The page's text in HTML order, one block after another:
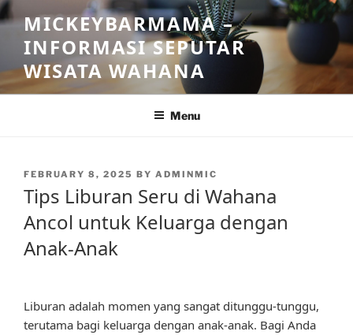
Skip
to
content
MICKEYBARMAMA –
INFORMASI SEPUTAR
WISATA WAHANA
Menu
POSTED
ON
FEBRUARY 8, 2025 BY ADMINMIC
Tips Liburan Seru di Wahana
Ancol untuk Keluarga dengan
Anak-Anak
Liburan adalah momen yang sangat ditunggu-tunggu,
terutama bagi keluarga dengan anak-anak. Bagi Anda